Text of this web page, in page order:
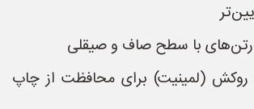
با سطح صاف و صیقلی
روکش (لمینیت) برای محافظت از چاپ